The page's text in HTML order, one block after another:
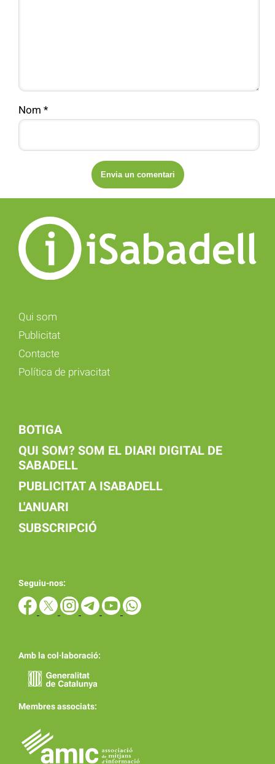
Nom *
Qui som
Publicitat
Contacte
Política de privacitat
BOTIGA
QUI SOM? SOM EL DIARI DIGITAL DE
SABADELL
PUBLICITAT A ISABADELL
L'ANUARI
SUBSCRIPCIÓ
Seguiu-nos:
Amb la col·laboració:
Membres associats: